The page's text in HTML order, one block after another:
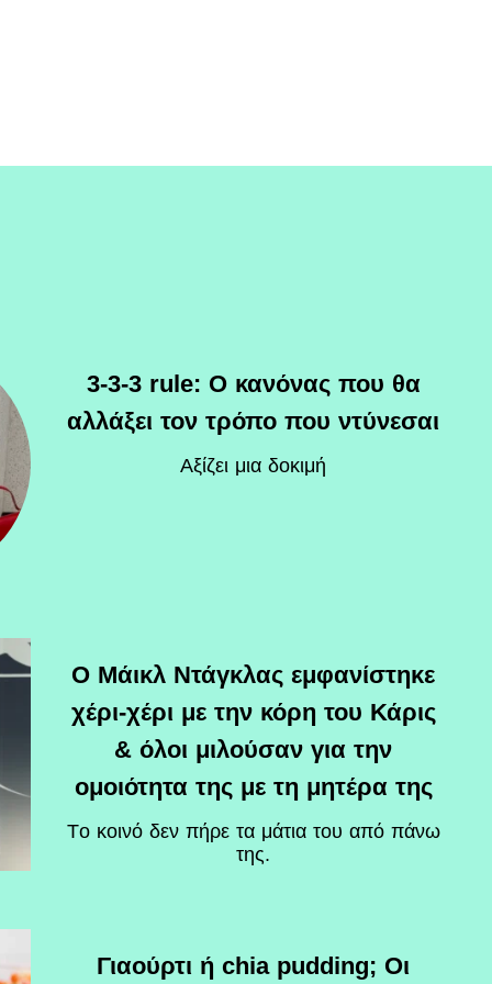
3-3-3 rule: Ο κανόνας που θα
αλλάξει τον τρόπο που ντύνεσαι
Αξίζει μια δοκιμή
Ο Μάικλ Ντάγκλας εμφανίστηκε
χέρι-χέρι με την κόρη του Κάρις
& όλοι μιλούσαν για την
ομοιότητα της με τη μητέρα της
Tο κοινό δεν πήρε τα μάτια του από πάνω
της.
Γιαούρτι ή chia pudding; Οι